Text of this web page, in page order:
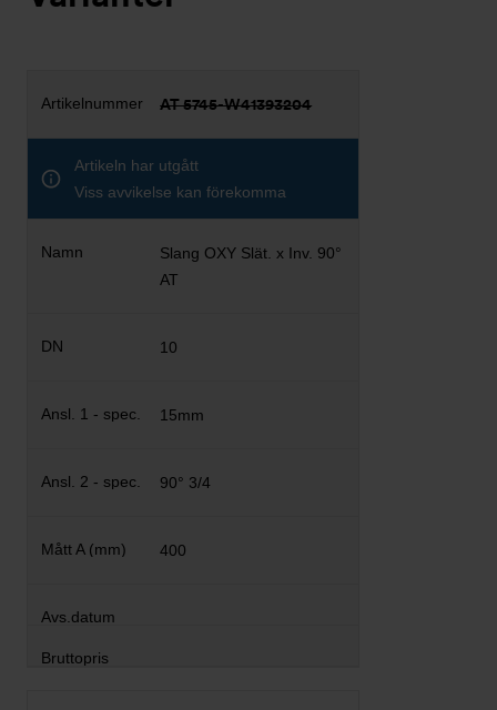
AT 5745-W41393204
Artikeln har utgått
Viss avvikelse kan förekomma
Slang OXY Slät. x Inv. 90°
AT
10
15mm
90° 3/4
400